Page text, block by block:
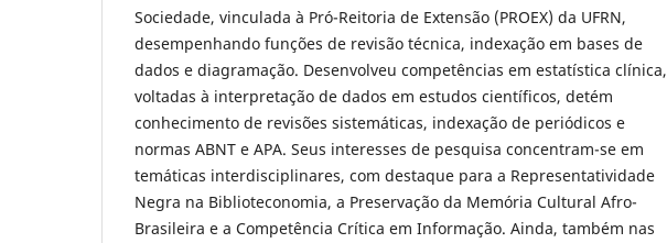
Sociedade, vinculada à Pró-Reitoria de Extensão (PROEX) da UFRN,
desempenhando funções de revisão técnica, indexação em bases de
dados e diagramação. Desenvolveu competências em estatística clínica,
voltadas à interpretação de dados em estudos científicos, detém
conhecimento de revisões sistemáticas, indexação de periódicos e
normas ABNT e APA. Seus interesses de pesquisa concentram-se em
temáticas interdisciplinares, com destaque para a Representatividade
Negra na Biblioteconomia, a Preservação da Memória Cultural Afro-
Brasileira e a Competência Crítica em Informação. Ainda, também nas